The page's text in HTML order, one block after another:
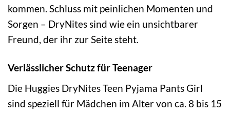
kommen. Schluss mit peinlichen Momenten und
Sorgen – DryNites sind wie ein unsichtbarer
Freund, der ihr zur Seite steht.
Verlässlicher Schutz für Teenager
Die Huggies DryNites Teen Pyjama Pants Girl
sind speziell für Mädchen im Alter von ca. 8 bis 15